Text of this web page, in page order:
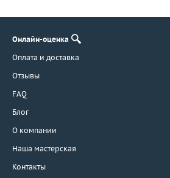
Онлайн-оценка
Оплата и доставка
Отзывы
FAQ
Блог
О компании
Наша мастерская
Контакты